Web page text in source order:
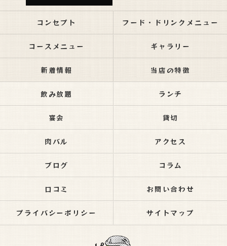
コンセプト フード・ドリンクメニュー
コースメニュー ギャラリー
新着情報 当店の特徴
飲み放題 ランチ
宴会 貸切
肉バル アクセス
ブログ コラム
口コミ お問い合わせ
プライバシーポリシー サイトマップ